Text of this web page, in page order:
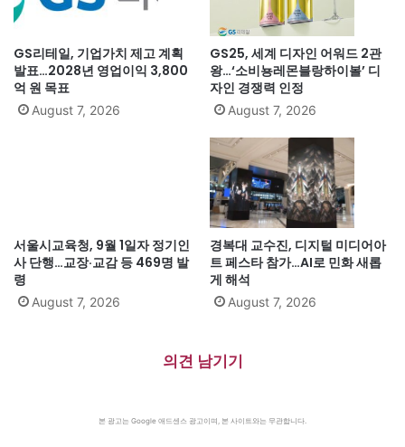
GS리테일, 기업가치 제고 계획
발표…2028년 영업이익 3,800
억 원 목표
August 7, 2026
GS25, 세계 디자인 어워드 2관
왕…‘소비뇽레몬블랑하이볼’ 디
자인 경쟁력 인정
August 7, 2026
서울시교육청, 9월 1일자 정기인
사 단행…교장·교감 등 469명 발
령
August 7, 2026
경복대 교수진, 디지털 미디어아
트 페스타 참가…AI로 민화 새롭
게 해석
August 7, 2026
의견 남기기
본 광고는 Google 애드센스 광고이며, 본 사이트와는 무관합니다.